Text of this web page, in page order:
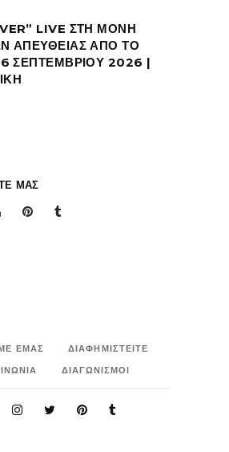
LIVE ΣΤΗ ΜΟΝΗ
ΑΠΕΥΘΕΙΑΣ ΑΠΟ ΤΟ
ΣΕΠΤΕΜΒΡΙΟΥ 2026 |
ΜΑΣ
ΕΜΑΣ
ΔΙΑΦΗΜΙΣΤΕΙΤΕ
ΔΙΑΓΩΝΙΣΜΟΙ